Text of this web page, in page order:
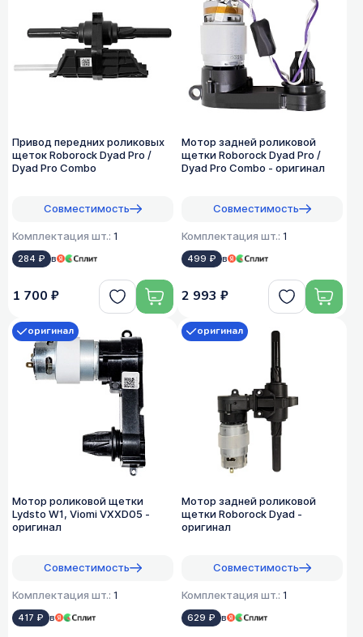
Привод передних роликовых
щеток Roborock Dyad Pro /
Dyad Pro Combo
Совместимость
Комплектация шт.: 1
284 ₽ в
1 700 ₽
Мотор задней роликовой
щетки Roborock Dyad Pro /
Dyad Pro Combo - оригинал
Совместимость
Комплектация шт.: 1
499 ₽ в
2 993 ₽
Мотор роликовой щетки
Lydsto W1, Viomi VXXD05 -
оригинал
Совместимость
Комплектация шт.: 1
417 ₽ в
оригинал
Мотор задней роликовой
щетки Roborock Dyad -
оригинал
Совместимость
Комплектация шт.: 1
629 ₽ в
оригинал